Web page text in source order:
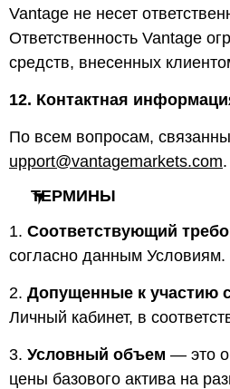
Vantage не несет
Ответственность Vantage
средств, внесенных
12. Контактная
По всем вопросам,
upport@vantagemarkets.com.
ТЕРМИНЫ
1. Соответствующий
согласно данным Условиям.
2. Допущенные к участию
Личный кабинет, в
3. Условный объем — это
цены базового актива на